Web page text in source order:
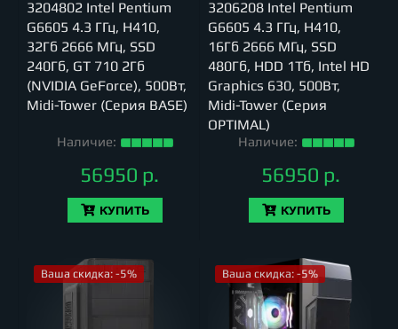
3204802 Intel Pentium
G6605 4.3 ГГц, H410,
32Гб 2666 МГц, SSD
240Гб, GT 710 2Гб
(NVIDIA GeForce), 500Вт,
Midi-Tower (Серия BASE)
Наличие:
56950 р.
КУПИТЬ
3206208 Intel Pentium
G6605 4.3 ГГц, H410,
16Гб 2666 МГц, SSD
480Гб, HDD 1Тб, Intel HD
Graphics 630, 500Вт,
Midi-Tower (Серия
OPTIMAL)
Наличие:
56950 р.
КУПИТЬ
Ваша скидка: -5% Ваша скидка: -5%